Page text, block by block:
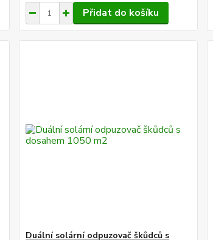
Přidat do košíku
Duální solární odpuzovač škůdců s